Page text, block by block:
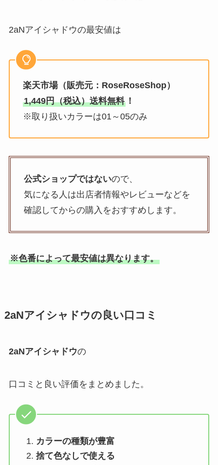
2aNアイシャドウの最安値は
楽天市場（販売元：RoseRoseShop）
1,449円（税込）送料無料！
※取り扱いカラーは01～05のみ
公式ショップではないので、
気になる人は出店者情報やレビューなどを
確認してからの購入をおすすめします。
※色番によって最安値は異なります。
2aNアイシャドウの良い口コミ
2aNアイシャドウの
口コミと良い評価をまとめました。
カラーの種類が豊富
捨て色なしで使える